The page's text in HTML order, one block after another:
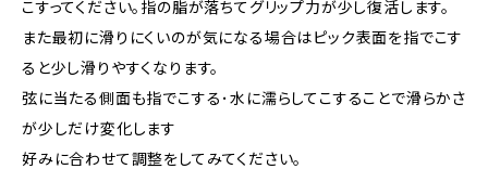
こすってください。指の脂が落ちてグリップ力が少し復活します。
また最初に滑りにくいのが気になる場合はピック表面を指でこす
ると少し滑りやすくなります。
弦に当たる側面も指でこする･水に濡らしてこすることで滑らかさ
が少しだけ変化します
好みに合わせて調整をしてみてください。